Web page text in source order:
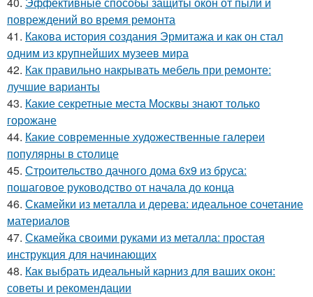
повреждений во время ремонта
41. Какова история создания Эрмитажа и как он стал
одним из крупнейших музеев мира
42. Как правильно накрывать мебель при ремонте:
лучшие варианты
43. Какие секретные места Москвы знают только
горожане
44. Какие современные художественные галереи
популярны в столице
45. Строительство дачного дома 6х9 из бруса:
пошаговое руководство от начала до конца
46. Скамейки из металла и дерева: идеальное сочетание
материалов
47. Скамейка своими руками из металла: простая
инструкция для начинающих
48. Как выбрать идеальный карниз для ваших окон:
советы и рекомендации